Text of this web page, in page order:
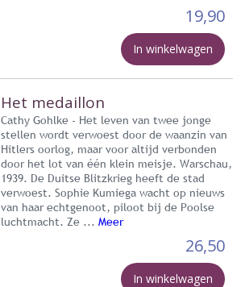
19,90
In winkelwagen
Het medaillon
Cathy Gohlke - Het leven van twee jonge
stellen wordt verwoest door de waanzin van
Hitlers oorlog, maar voor altijd verbonden
door het lot van één klein meisje. Warschau,
1939. De Duitse Blitzkrieg heeft de stad
verwoest. Sophie Kumiega wacht op nieuws
van haar echtgenoot, piloot bij de Poolse
luchtmacht. Ze ... Meer
26,50
In winkelwagen